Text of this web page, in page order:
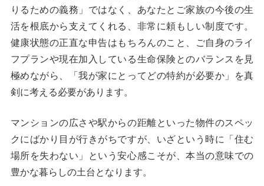
りるための義務」ではなく、あなたとご家族の今後の生
活を根底から支えてくれる、非常に頼もしい制度です。
健康状態の正直な申告はもちろんのこと、ご自身のライ
フプランや現在加入している生命保険とのバランスを見
極めながら、「我が家にとってどの特約が必要か」を真
剣に考える必要があります。
マンションの広さや駅からの距離といった物件のスペッ
クにばかり目が行きがちですが、いざという時に「住む
場所を失わない」という安心感こそが、本当の意味での
豊かな暮らしの土台となります。